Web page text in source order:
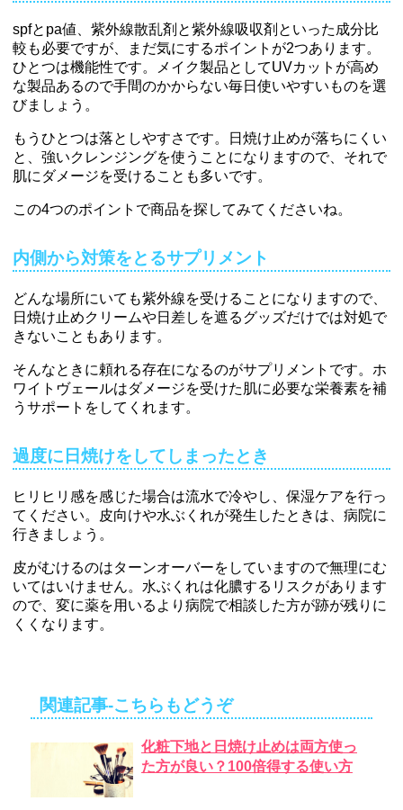
spfとpa値、紫外線散乱剤と紫外線吸収剤といった成分比
較も必要ですが、まだ気にするポイントが2つあります。
ひとつは機能性です。メイク製品としてUVカットが高め
な製品あるので手間のかからない毎日使いやすいものを選
びましょう。
もうひとつは落としやすさです。日焼け止めが落ちにくい
と、強いクレンジングを使うことになりますので、それで
肌にダメージを受けることも多いです。
この4つのポイントで商品を探してみてくださいね。
内側から対策をとるサプリメント
どんな場所にいても紫外線を受けることになりますので、
日焼け止めクリームや日差しを遮るグッズだけでは対処で
きないこともあります。
そんなときに頼れる存在になるのがサプリメントです。ホ
ワイトヴェールはダメージを受けた肌に必要な栄養素を補
うサポートをしてくれます。
過度に日焼けをしてしまったとき
ヒリヒリ感を感じた場合は流水で冷やし、保湿ケアを行っ
てください。皮向けや水ぶくれが発生したときは、病院に
行きましょう。
皮がむけるのはターンオーバーをしていますので無理にむ
いてはいけません。水ぶくれは化膿するリスクがあります
ので、変に薬を用いるより病院で相談した方が跡が残りに
くくなります。
関連記事-こちらもどうぞ
化粧下地と日焼け止めは両方使っ
た方が良い？100倍得する使い方